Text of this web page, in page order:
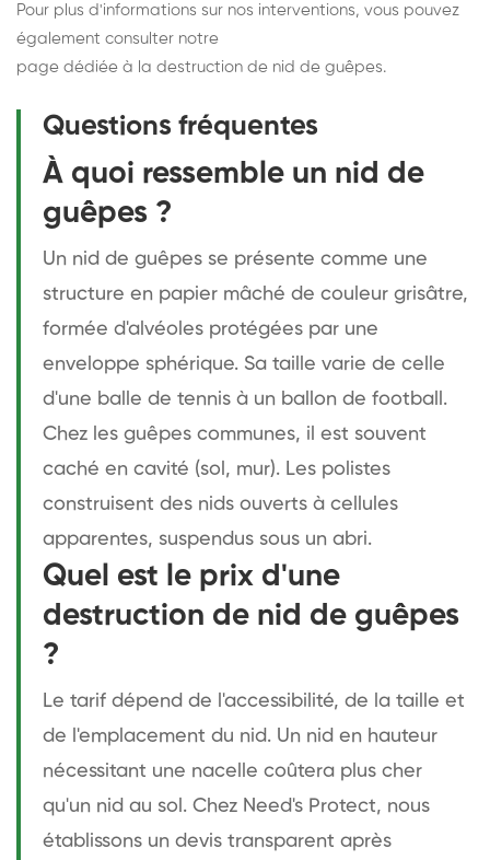
Pour plus d'informations sur nos interventions, vous pouvez
également consulter notre
page dédiée à la destruction de nid de guêpes.
Questions fréquentes
À quoi ressemble un nid de
guêpes ?
Un nid de guêpes se présente comme une
structure en papier mâché de couleur grisâtre,
formée d'alvéoles protégées par une
enveloppe sphérique. Sa taille varie de celle
d'une balle de tennis à un ballon de football.
Chez les guêpes communes, il est souvent
caché en cavité (sol, mur). Les polistes
construisent des nids ouverts à cellules
apparentes, suspendus sous un abri.
Quel est le prix d'une
destruction de nid de guêpes
?
Le tarif dépend de l'accessibilité, de la taille et
de l'emplacement du nid. Un nid en hauteur
nécessitant une nacelle coûtera plus cher
qu'un nid au sol. Chez Need's Protect, nous
établissons un devis transparent après